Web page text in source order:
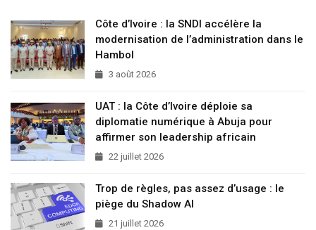
Côte d’Ivoire : la SNDI accélère la
modernisation de l’administration dans le
Hambol
3 août 2026
UAT : la Côte d’Ivoire déploie sa
diplomatie numérique à Abuja pour
affirmer son leadership africain
22 juillet 2026
Trop de règles, pas assez d’usage : le
piège du Shadow AI
21 juillet 2026